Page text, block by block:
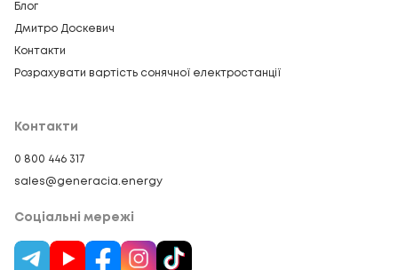
Блог
Дмитро Доскевич
Контакти
Розрахувати вартість сонячної електростанції
Контакти
0 800 446 317
sales@generacia.energy
Соціальні мережі